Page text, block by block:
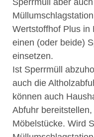
Wertstoffhof Plus in
einen (oder beide)
einsetzen.
Ist Sperrmüll
auch die
können auch
Abfuhr
Möbelstücke. Wird